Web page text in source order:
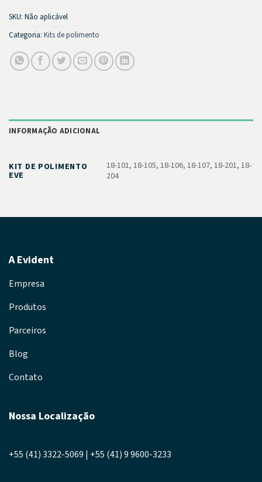
SKU: Não aplicável
Categoria: Kits de polimento
INFORMAÇÃO ADICIONAL
KIT DE POLIMENTO
EVE
18-101, 18-105, 18-106, 18-107, 18-201, 18-
204
A Evident
Empresa
Produtos
Parceiros
Blog
Contato
Nossa Localização
+55 (41) 3322-5069 | +55 (41) 9 9600-3233